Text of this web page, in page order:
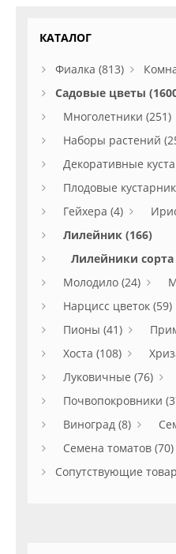
КАТАЛОГ
Фиалка (813)
Садовые цветы
Многолетники (251)
Наборы растений
Декоративные
Плодовые
Гейхера (4)
Лилейник (166)
Лилейники сорта
Молодило (24)
Нарцисс цветок (59)
Пионы (41)
Хоста (108)
Луковичные (76)
Почвопокровники
Виноград (8)
Семена томатов (70)
Сопутствующие